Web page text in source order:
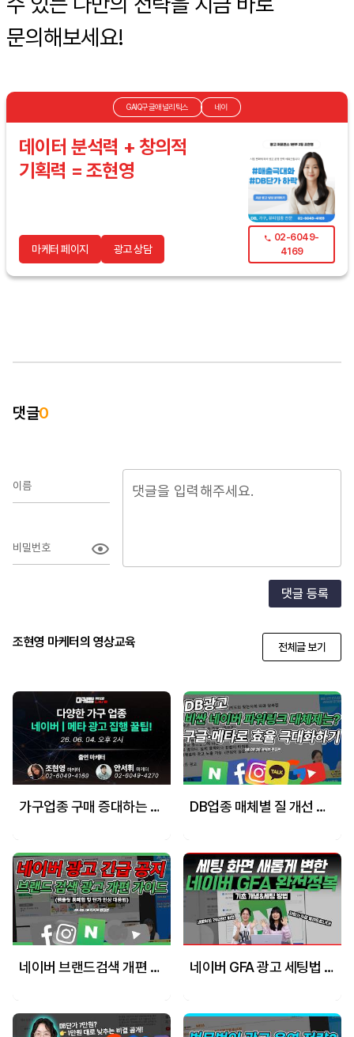
문의해보세요!
GAIQ구글애널리틱스 네이
데이터 분석력 + 창의적
기획력 = 조현영
마케터 페이지 광고 상담
02-6049-
4169
댓글0
이름
비밀번호
댓글 등록
조현영 마케터의 영상교육 전체글 보기
가구업종 구매 증대하는 광고 전략 꿀팁_네이버, 메타 DB업종 매체별 질 개선 하는 전략_네이버,구글,메타
네이버 브랜드검색 개편 핵심 요약 & 광고 그룹 세팅 주의점 #브랜드검색광고 #마케팅교육 네이버 GFA 광고 세팅법 완전 정복! 애드부스트부터 카탈로그까지 마케터가 다 알려드림 (feat. ROAS 638% 레퍼런스)